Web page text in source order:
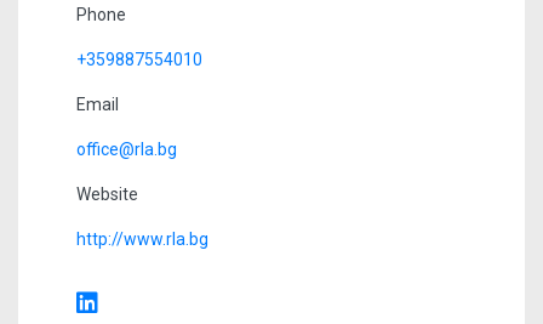
Phone
+359887554010
Email
office@rla.bg
Website
http://www.rla.bg